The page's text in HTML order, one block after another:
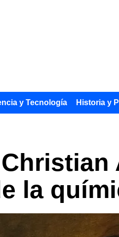
y Tecnología Historia y
la